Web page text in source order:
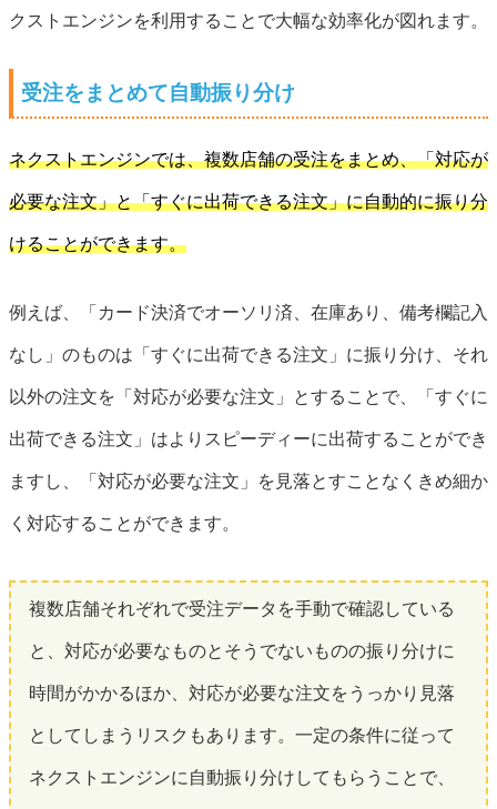
クストエンジンを利用することで大幅な効率化が図れます。
受注をまとめて自動振り分け
ネクストエンジンでは、複数店舗の受注をまとめ、「対応が
必要な注文」と「すぐに出荷できる注文」に自動的に振り分
けることができます。
例えば、「カード決済でオーソリ済、在庫あり、備考欄記入
なし」のものは「すぐに出荷できる注文」に振り分け、それ
以外の注文を「対応が必要な注文」とすることで、「すぐに
出荷できる注文」はよりスピーディーに出荷することができ
ますし、「対応が必要な注文」を見落とすことなくきめ細か
く対応することができます。
複数店舗それぞれで受注データを手動で確認している
と、対応が必要なものとそうでないものの振り分けに
時間がかかるほか、対応が必要な注文をうっかり見落
としてしまうリスクもあります。一定の条件に従って
ネクストエンジンに自動振り分けしてもらうことで、